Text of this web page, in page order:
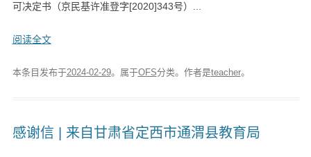
可决定书（京民基许准登字[2020]343号）...
阅读全文
本条目发布于2024-02-29。属于OFS分类。 作者是teacher。
感谢信 | 来自甘肃省定西市通渭县教育局